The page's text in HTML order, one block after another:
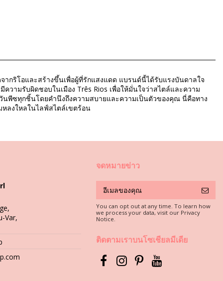
ณอย่างถูกวิธี เพราะเนื้อผ้าที่มีคุณภาพดี เป็นสิ่งจำเป็นและส่งผลต่อ
วที่มีลักษณะขรุขระ เช่น พื้นคอนกรีตหิน (ขอบสระว่ายน้ำ) หรือไม้
กริโอและสร้างขึ้นเพื่อผู้ที่รักแสงแดด แบรนด์นี้ได้รับแรงบันดาลใจ
ามรับผิดชอบในเมือง Três Rios เพื่อให้มั่นใจว่าสไตล์และความ
นพีซทุกชิ้นโดยคำนึงถึงความสบายและความเป็นตัวของคุณ นี่คือทาง
ลงใหลในไลฟ์สไตล์เขตร้อน
Var,
จดหมายข่าว
You can opt out at any time. To learn how
we process your data, visit our Privacy
Notice.
ติดตามเราบนโซเชียลมีเดีย